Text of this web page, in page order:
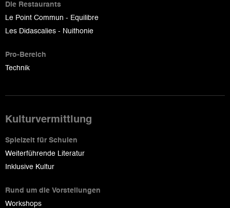
Die Restaurants
Le Point Commun - Equilibre
Les Didascalies - Nuithonie
Pro-Bereich
Technik
Kulturvermittlung
Spielzeit für Schulen
Weiterführende Literatur
Inklusive Kultur
Rund um die Vorstellungen
Workshops